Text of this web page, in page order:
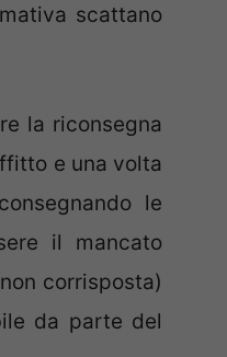
scattano
la riconsegna
e una volta
le
il mancato
corrisposta)
da parte del